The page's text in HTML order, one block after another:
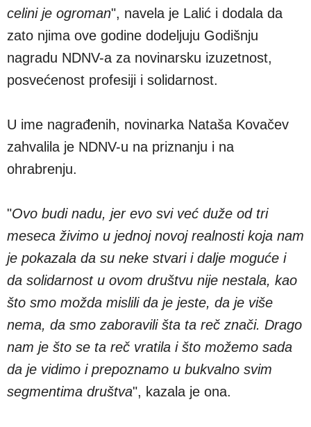
celini je ogroman", navela je Lalić i dodala da
zato njima ove godine dodeljuju Godišnju
nagradu NDNV-a za novinarsku izuzetnost,
posvećenost profesiji i solidarnost.
U ime nagrađenih, novinarka Nataša Kovačev
zahvalila je NDNV-u na priznanju i na
ohrabrenju.
"Ovo budi nadu, jer evo svi već duže od tri
meseca živimo u jednoj novoj realnosti koja nam
je pokazala da su neke stvari i dalje moguće i
da solidarnost u ovom društvu nije nestala, kao
što smo možda mislili da je jeste, da je više
nema, da smo zaboravili šta ta reč znači. Drago
nam je što se ta reč vratila i što možemo sada
da je vidimo i prepoznamo u bukvalno svim
segmentima društva", kazala je ona.